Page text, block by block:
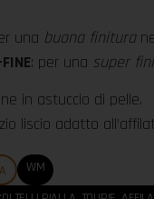
una buona finitura
: per una super
in astuccio di pelle.
liscio adatto
WM